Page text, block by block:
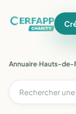
Annuaire›Hauts-de-